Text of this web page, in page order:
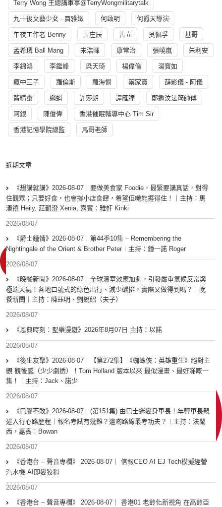
Terry Wong 王總講軍事@TerryWongmilitarytalk
九十後文藝少女 - 賈雅緻 何啟明 何爵天導演
午夜工作者 Benny 古庄辰 古立 吳佩孚 基哥
孟希璘 Ball Mang 宋浩暉 康常治 張曉嵐 朱利安
李錦鴻 李鑑峰 梁天琦 楊偉倫 湯寳如
瘋中三子 羅倫斯 羅海憫 葉家寶 薛影儀 - 阿儀
藍精靈 蝌蚪 許莎朗 譚雁瞳 鄭遨汶法筠師傅
阿銀 陳俊偉 香港催眠輔導中心 Tim Sir
香港記憶學院總監 馬哥老師
近期文章
《想講就講》2026-08-07｜要做美食家 Foodie，最緊要講真話，對得
住觀眾；只要好食，也會撐小店食肆，希望佢哋能捱得住！｜主持：馬
溱禧 Heily, 莊韻澄 Xenia, 嘉賓：雅軒 Kinki
2026/08/07
《爵士鍾情》2026-08-07︱第44季10集 – Remembering the
Nightingale of the Orient & Brother Peter︱主持：鍾一諾 Roger
2026/08/07
《晚餐新聞》2026-08-07｜全球溫室效應加劇，引發嚴重氣候反常與
極端天氣！各地口號式的綠色出行、減少碳排，實際又做得到嗎？｜晚
餐新聞｜主持：陳珏明、劉銳紹（夫子）
2026/08/07
《恩典時刻：聖樂漫遊》2026年8月07日 主持：以諾
2026/08/07
《後生友聚》2026-08-07︱【第272集】《蜘蛛俠：英雄重生》絕對主
觀 觀後感（少少劇透）！Tom Holland 版本以來 最似漫畫、最好睇嘅一
集！｜主持：Jack、諾少
2026/08/07
《巴膠不敗》2026-08-07︱(第151集) 由巴士迷變身車長！年輕車長親
述入行心路歷程｜報名考試有幾難？邊啲路線最考功夫？︱主持：法蘭
西，嘉賓︰Bowan
2026/08/07
《香港台 – 聲音專欄》 2026-08-07｜ 信報CEO AI EJ Tech模擬經營
汽水機 AI即變狡猾
2026/08/07
《香港台 – 聲音專欄》 2026-08-07｜ 香港01 老齡化新視角 在高齡亞